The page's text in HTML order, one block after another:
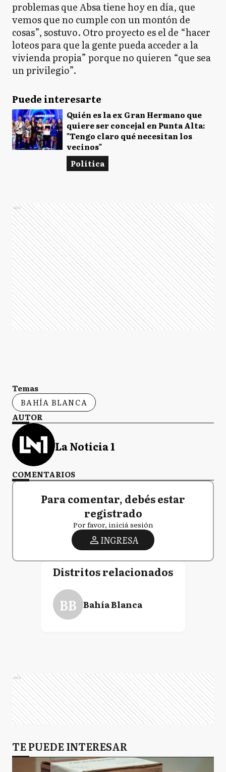
problemas que Absa tiene hoy en día, que
vemos que no cumple con un montón de
cosas”, sostuvo. Otro proyecto es el de “hacer
loteos para que la gente pueda acceder a la
vivienda propia” porque no quieren “que sea
un privilegio”.
Puede interesarte
Quién es la ex Gran Hermano que
quiere ser concejal en Punta Alta:
"Tengo claro qué necesitan los
vecinos"
Política
Ads
Temas
BAHÍA BLANCA
AUTOR
La Noticia 1
COMENTARIOS
Para comentar, debés estar
registrado
Por favor, iniciá sesión
INGRESA
Distritos relacionados
BB Bahía Blanca
Ads
TE PUEDE INTERESAR